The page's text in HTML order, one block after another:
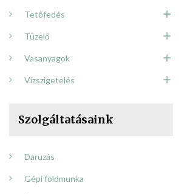
Tetőfedés
Tüzelő
Vasanyagok
Vízszigetelés
Szolgáltatásaink
Daruzás
Gépi földmunka